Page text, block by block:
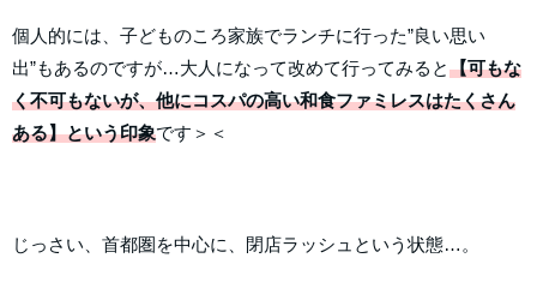
個人的には、子どものころ家族でランチに行った”良い思い
出”もあるのですが…大人になって改めて行ってみると【可もな
く不可もないが、他にコスパの高い和食ファミレスはたくさん
ある】という印象です＞＜
じっさい、首都圏を中心に、閉店ラッシュという状態…。